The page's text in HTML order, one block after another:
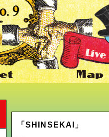
「SHINSEKAI」